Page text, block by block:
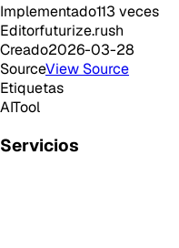
Implementado113 veces
Editorfuturize.rush
Creado2026-03-28
SourceView Source
Etiquetas
AITool
Servicios